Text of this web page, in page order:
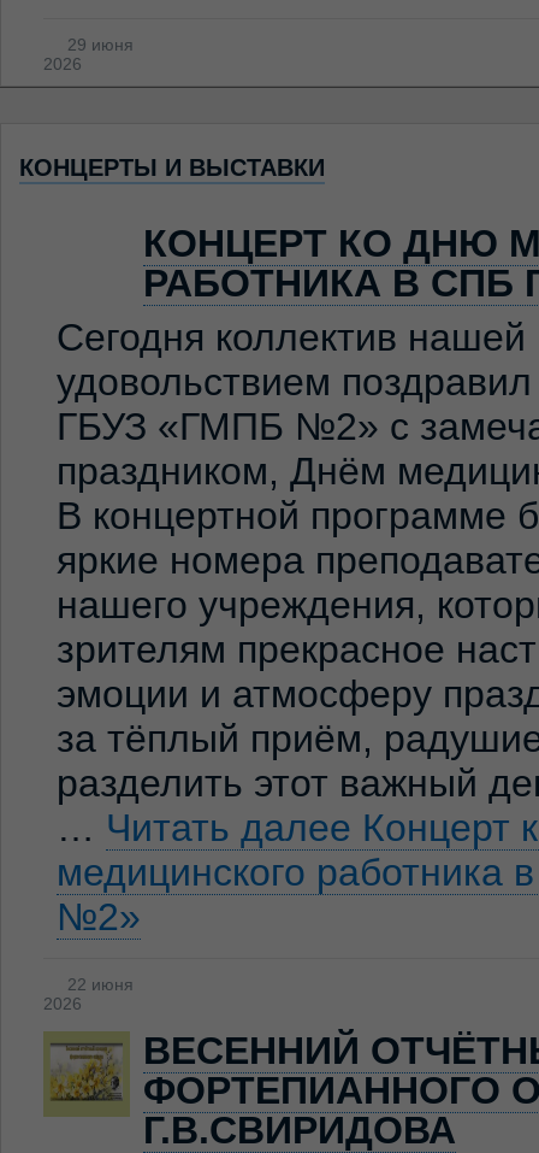
29 июня
2026
КОНЦЕРТЫ И ВЫСТАВКИ
КОНЦЕРТ КО ДНЮ
РАБОТНИКА В СПБ
Сегодня коллектив
удовольствием
ГБУЗ «ГМПБ №2» с
праздником, Днём
В концертной программе
яркие номера
нашего учреждения,
зрителям прекрасное
эмоции и атмосферу
за тёплый приём,
разделить этот важный
… Читать далее Концерт
медицинского
№2»
22 июня
2026
ВЕСЕННИЙ
ФОРТЕПИАННОГО
Г.В.СВИРИДОВА